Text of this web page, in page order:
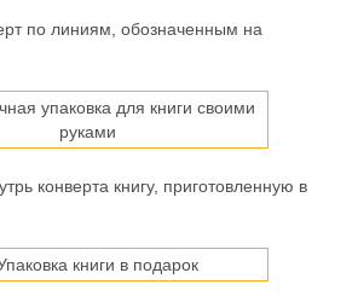
по линиям, обозначенным на
конверта книгу, приготовленную в